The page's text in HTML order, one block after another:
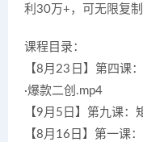
利30万+，可无限复制
课程目录：
【8月23日】第四课
·爆款二创.mp4
【9月5日】第九课：
【8月16日】第一课